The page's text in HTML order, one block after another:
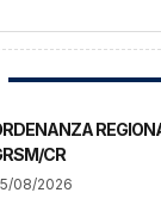
CR
08/2026